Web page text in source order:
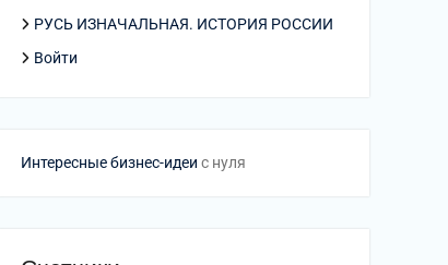
РУСЬ ИЗНАЧАЛЬНАЯ. ИСТОРИЯ РОССИИ
Войти
Интересные бизнес-идеи с нуля